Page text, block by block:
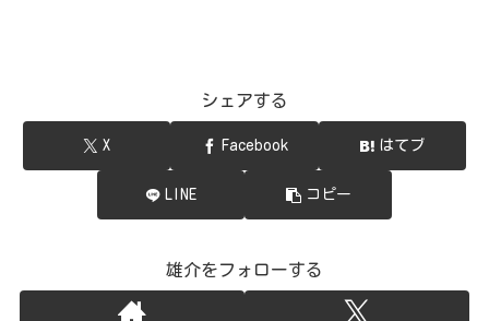
シェアする
X Facebook はてブ
LINE コピー
雄介をフォローする